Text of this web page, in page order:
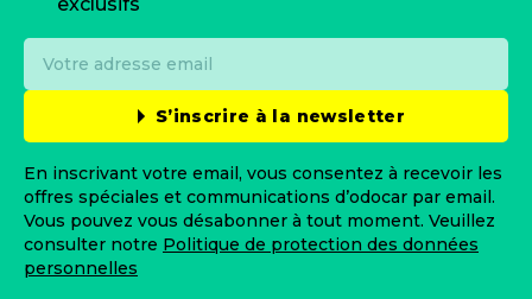
S’inscrire à la newsletter
En inscrivant votre email, vous consentez à recevoir les
offres spéciales et communications d’odocar par email.
Vous pouvez vous désabonner à tout moment. Veuillez
consulter notre Politique de protection des données
personnelles